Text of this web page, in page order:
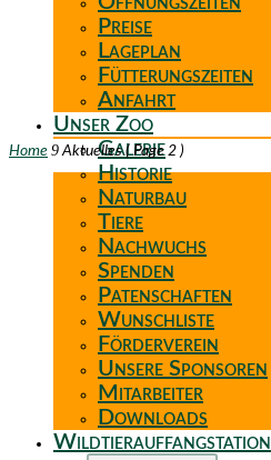
Preise
Lageplan
Fütterungszeiten
Anfahrt
Unser Zoo
Galerie
Historie
Naturbau
Tiere
Nachwuchs
Spenden
Patenschaften
Wunschliste
Förderverein
Unsere Sponsoren
Mitarbeiter
Downloads
Wildtierauffangstation
Home 9 Aktuelles( Page 2 )